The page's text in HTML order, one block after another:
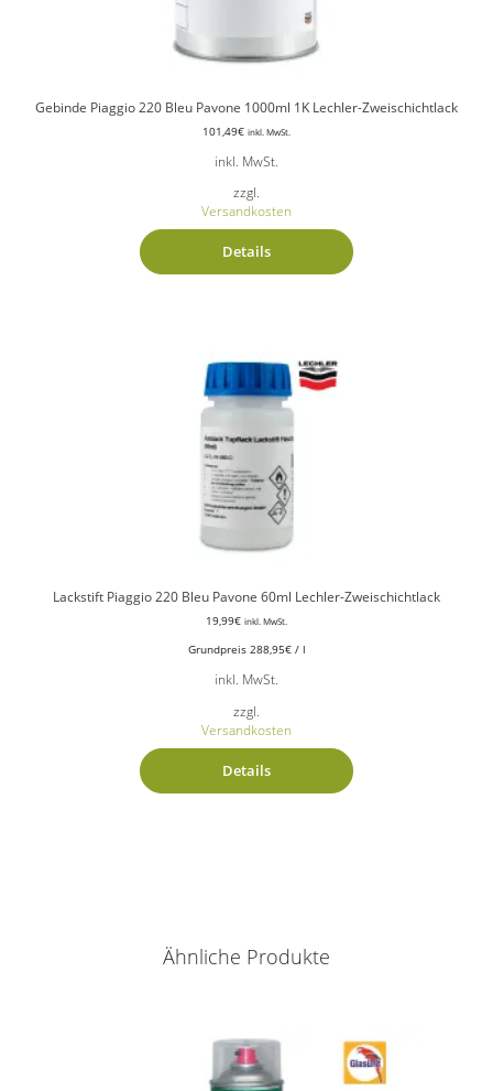
Gebinde Piaggio 220 Bleu Pavone 1000ml 1K Lechler-Zweischichtlack
101,49€ inkl. MwSt.
inkl. MwSt.
zzgl.
Versandkosten
Details
Lackstift Piaggio 220 Bleu Pavone 60ml Lechler-Zweischichtlack
19,99€ inkl. MwSt.
Grundpreis 288,95€/ l
inkl. MwSt.
zzgl.
Versandkosten
Details
Ähnliche Produkte